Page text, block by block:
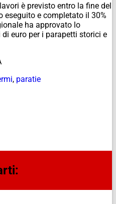
è previsto entro la fine del
eseguito e completato il 30%
ha approvato lo
euro per i parapetti storici e
, paratie